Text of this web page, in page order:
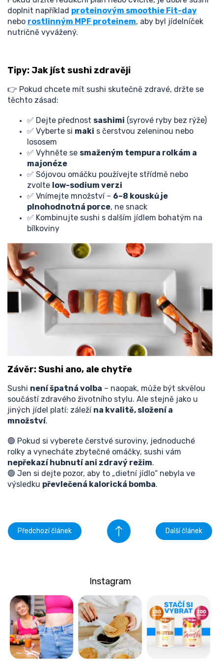
doplnit například proteinovým smoothie Fit-day
nebo rostlinným MPF proteinem, aby byl jídelníček
nutričně vyvážený.
Tipy: Jak jíst sushi zdravěji
👉 Pokud chcete mít sushi skutečně zdravé, držte se
těchto zásad:
✅ Dejte přednost sashimi (syrové ryby bez rýže)
✅ Vyberte si maki s čerstvou zeleninou nebo
lososem
✅ Vyhněte se smaženým tempura rolkám a
majonéze
✅ Sójovou omáčku používejte střídmě nebo
zvolte low-sodium verzi
✅ Vnímejte množství – 6–8 kousků je
plnohodnotná porce, ne snack
✅ Kombinujte sushi s dalším jídlem bohatým na
bílkoviny
Závěr: Sushi ano, ale chytře
Sushi není špatná volba – naopak, může být skvělou
součástí zdravého životního stylu. Ale stejně jako u
jiných jídel platí: záleží na kvalitě, složení a
množství.
🟢 Pokud si vyberete čerstvé suroviny, jednoduché
rolky a vynecháte zbytečné omáčky, sushi vám
nepřekazí hubnutí ani zdravý režim.
🟢 Jen si dejte pozor, aby to „dietní jídlo“ nebyla ve
výsledku převlečená kalorická bomba.
Předchozí článek Další článek
Instagram